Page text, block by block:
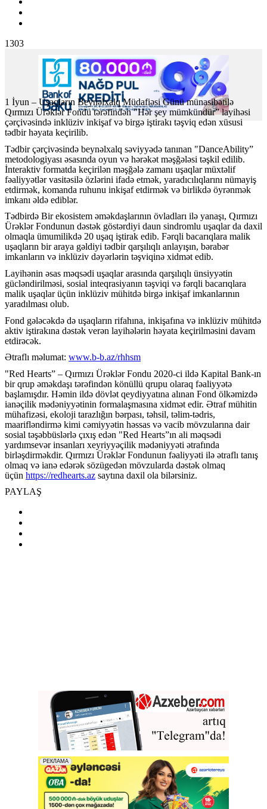
1303
1 İyun – Uşaqların Beynəlxalq Müdafiəsi Günü münasibətilə
Qırmızı Ürəklər Fondu tərəfindən"Hərşey mümkündür” layihəsi
çərçivəsində inklüziv inkişaf və birgə iştirakı təşviq edən xüsusi
tədbir həyata keçirilib.
Tədbirçərçivəsində beynəlxalq səviyyədə tanınan "DanceAbility”
metodologiyası əsasında oyun və hərəkət məşğələsi təşkil edilib.
İnteraktiv formatda keçirilən məşğələ zamanı uşaqlar müxtəlif
fəaliyyətlər vasitəsilə özlərini ifadə etmək, yaradıcılıqlarını nümayiş
etdirmək, komanda ruhunu inkişaf etdirmək və birlikdə öyrənmək
imkanı əldə ediblər.
Tədbirdə Birekosistem əməkdaşlarının övladları ilə yanaşı, Qırmızı
Ürəklər Fondunun dəstək göstərdiyi daun sindromlu uşaqlar da daxil
olmaqla ümumilikdə 20 uşaq iştirak edib. Fərqli bacarıqlara malik
uşaqların bir araya gəldiyi tədbir qarşılıqlı anlayışın, bərabər
imkanların və inklüziv dəyərlərin təşviqinə xidmət edib.
Layihənin əsas məqsədi uşaqlar arasında qarşılıqlı ünsiyyətin
gücləndirilməsi, sosial inteqrasiyanın təşviqi və fərqli bacarıqlara
malik uşaqlarüçün inklüziv mühitdə birgə inkişaf imkanlarının
yaradılması olub.
Fond gələcəkdə də uşaqların rifahına, inkişafına və inklüziv mühitdə
aktiv iştirakına dəstək verən layihələrin həyata keçirilməsini davam
etdirəcək.
Ətraflı məlumat: www.b-b.az/rhhsm
"Red Hearts” – Qırmızı Ürəklər Fondu 2020-ci ildə Kapital Bank-ın
bir qrup əməkdaşı tərəfindən könüllü qrupu olaraq fəaliyyətə
başlamışdır. Həmin ildə dövlət qeydiyyatına alınan Fond ölkəmizdə
ianəçilik mədəniyyətinin formalaşmasına xidmət edir. Ətraf mühitin
mühafizəsi, ekoloji tarazlığın bərpası, təhsil, təlim-tədris,
maarifləndirmə kimi cəmiyyətin həssas və vacib mövzularına dair
sosial təşəbbüslərlə çıxış edən "Red Hearts”ın ali məqsədi
yardımsevər insanları xeyriyyəçilik mədəniyyəti ətrafında
birləşdirməkdir. Qırmızı Ürəklər Fondunun fəaliyyəti ilə ətraflı tanış
olmaq və ianə edərək sözügedən mövzularda dəstək olmaq
üçün https://redhearts.az saytına daxil ola bilərsiniz.
PAYLAŞ